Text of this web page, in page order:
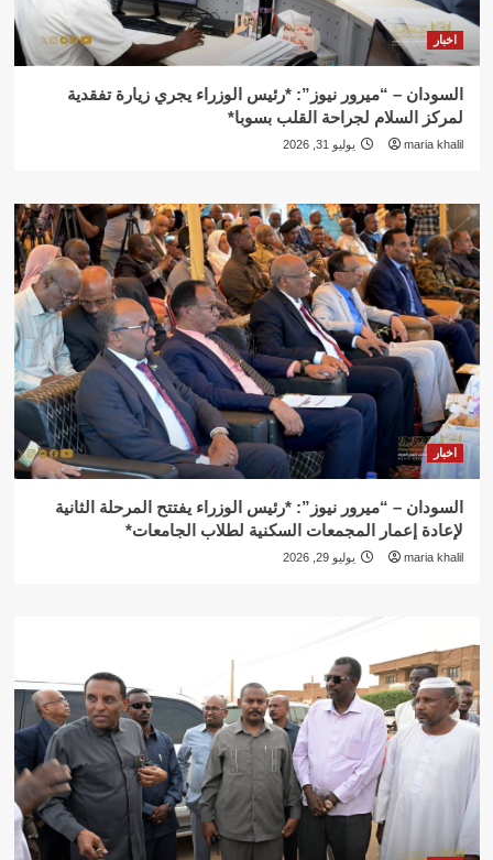
اخبار
السودان – “ميرور نيوز”: *رئيس الوزراء يجري زيارة تفقدية
لمركز السلام لجراحة القلب بسوبا*
maria khalil يوليو 31, 2026
اخبار
السودان – “ميرور نيوز”: *رئيس الوزراء يفتتح المرحلة الثانية
لإعادة إعمار المجمعات السكنية لطلاب الجامعات*
maria khalil يوليو 29, 2026